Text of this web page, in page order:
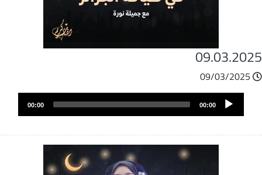
09/03/2025
ملفAudio
Player
00:00
00:00